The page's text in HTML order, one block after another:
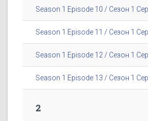
Season 1 Episode 10 / Сезон 1
Season 1 Episode 11 / Сезон 1
Season 1 Episode 12 / Сезон 1
Season 1 Episode 13 / Сезон 1
2